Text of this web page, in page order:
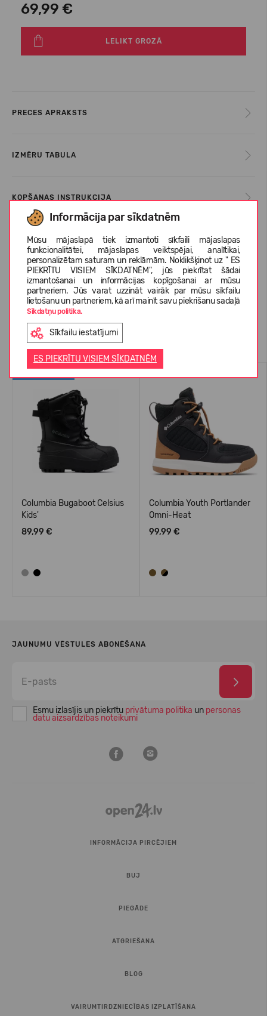
Informācija par sīkdatnēm
Mūsu mājaslapā tiek izmantoti sīkfaili mājaslapas
funkcionalitātei, mājaslapas veiktspējai, analītikai,
personalizētam saturam un reklāmām. Noklikšķinot uz " ES
PIEKRĪTU VISIEM SĪKDATNĒM", jūs piekrītat šādai
izmantošanai un informācijas kopīgošanai ar mūsu
partneriem. Jūs varat uzzināt vairāk par mūsu sīkfailu
lietošanu un partneriem, kā arī mainīt savu piekrišanu sadaļā
Sīkdatņu politika.
Sīkfailu iestatījumi
ES PIEKRĪTU VISIEM SĪKDATNĒM
69,99 €
LELIKT GROZĀ
PRECES APRAKSTS
IZMĒRU TABULA
KOPŠANAS INSTRUKCIJA
PAR COLUMBIA
KLIENTU ATSAUKSMES (0)
Līdzīgas preces
Columbia Bugaboot Celsius
Kids'
89,99 €
Columbia Youth Portlander
Omni-Heat
99,99 €
JAUNUMU VĒSTULES ABONĒŠANA
Esmu izlasījis un piekrītu privātuma politika un personas
datu aizsardzības noteikumi
INFORMĀCIJA PIRCĒJIEM
BUJ
PIEGĀDE
ATGRIEŠANA
BLOG
VAIRUMTIRDZNIECĪBAS IZPLATĪŠANA